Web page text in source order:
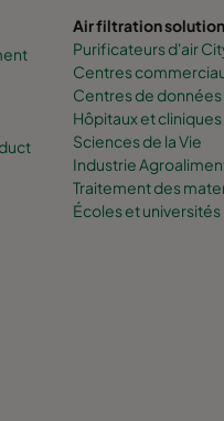
Air filtration
Purificateurs d'air
Centres
Centres de données
Hôpitaux et cliniques
Sciences de la Vie
Industrie
Traitement des
Écoles et universités